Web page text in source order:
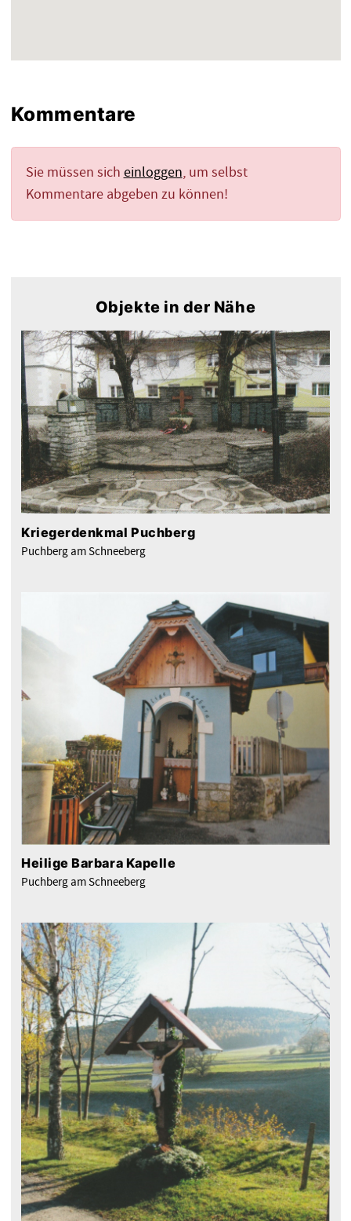
Kommentare
Sie müssen sich einloggen, um selbst
Kommentare abgeben zu können!
Objekte in der Nähe
Kriegerdenkmal Puchberg
Puchberg am Schneeberg
Heilige Barbara Kapelle
Puchberg am Schneeberg